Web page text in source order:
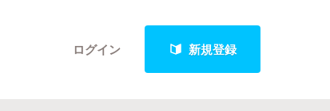
ログイン 新規登録